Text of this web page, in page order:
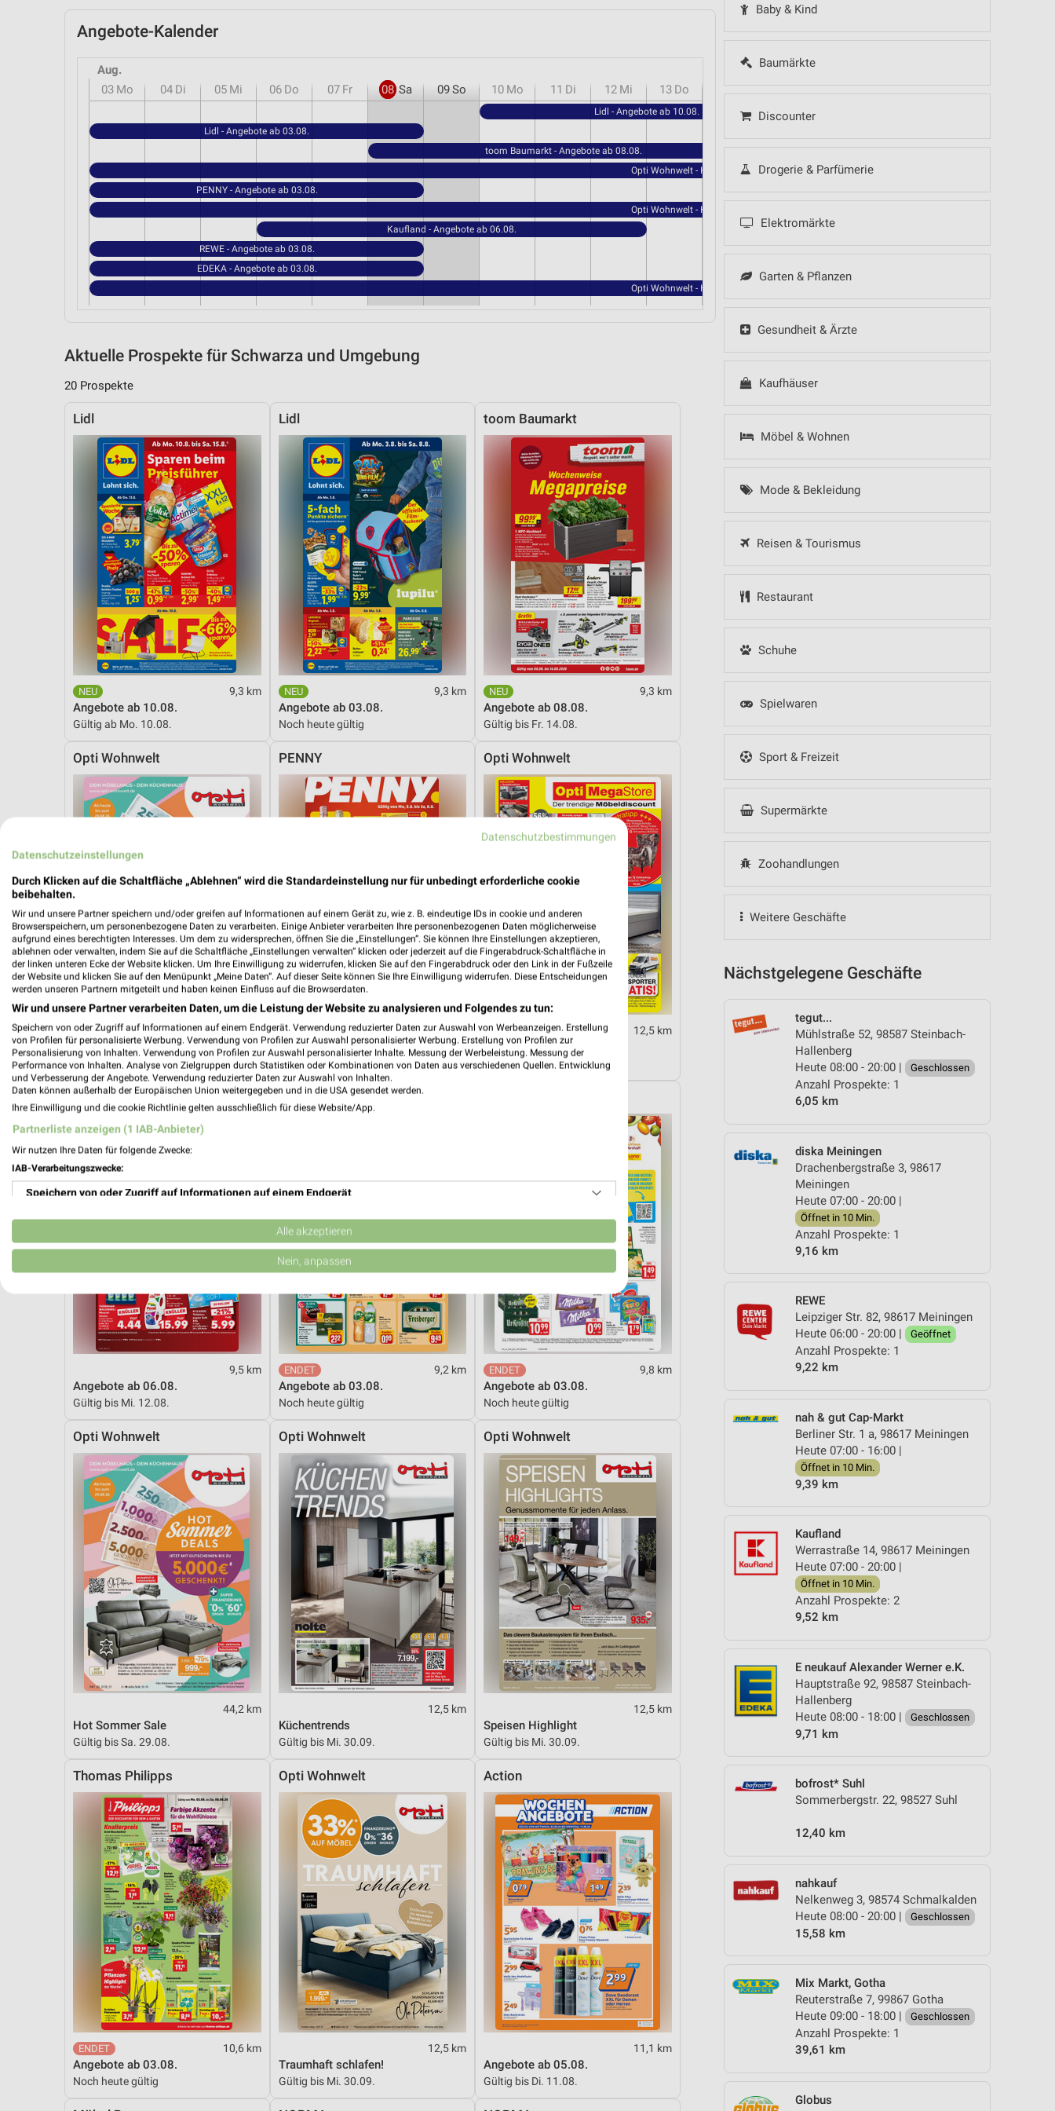
Baby & Kind
Baumärkte
Discounter
Drogerie & Parfümerie
Elektromärkte
Garten & Pflanzen
Gesundheit & Ärzte
Kaufhäuser
Möbel & Wohnen
Mode & Bekleidung
Reisen & Tourismus
Restaurant
Schuhe
Spielwaren
Sport & Freizeit
Supermärkte
Zoohandlungen
Weitere Geschäfte
Nächstgelegene Geschäfte
tegut...
Mühlstraße 52, 98587 Steinbach-
Hallenberg
Heute 08:00 - 20:00 |
Geschlossen
Anzahl Prospekte: 1
6,05 km
diska Meiningen
Drachenbergstraße 3, 98617
Meiningen
Heute 07:00 - 20:00 |
Öffnet in 10 Min.
Anzahl Prospekte: 1
9,16 km
REWE
Leipziger Str. 82, 98617 Meiningen
Heute 06:00 - 20:00 |
Geöffnet
Anzahl Prospekte: 1
9,22 km
nah & gut Cap-Markt
Berliner Str. 1 a, 98617 Meiningen
Heute 07:00 - 16:00 |
Öffnet in 10 Min.
9,39 km
Kaufland
Werrastraße 14, 98617 Meiningen
Heute 07:00 - 20:00 |
Öffnet in 10 Min.
Anzahl Prospekte: 2
9,52 km
E neukauf Alexander Werner e.K.
Hauptstraße 92, 98587 Steinbach-
Hallenberg
Heute 08:00 - 18:00 |
Geschlossen
9,71 km
bofrost* Suhl
Sommerbergstr. 22, 98527 Suhl
12,40 km
nahkauf
Nelkenweg 3, 98574 Schmalkalden
Heute 08:00 - 20:00 |
Geschlossen
15,58 km
Mix Markt, Gotha
Reuterstraße 7, 99867 Gotha
Heute 09:00 - 18:00 |
Geschlossen
Anzahl Prospekte: 1
39,61 km
Globus
Angebote-Kalender
Aug.
03 Mo 04 Di 05 Mi 06 Do 07 Fr 08 Sa 09So 10 Mo 11 Di 12 Mi 13 Do
Lidl - Angebote ab 10.08.
Lidl - Angebote ab 03.08.
toom Baumarkt - Angebote ab 08.08.
Opti Wohnwelt - Hot Sommer Sale
PENNY - Angebote ab 03.08.
Opti Wohnwelt - Hot Sommer Sale
Kaufland - Angebote ab 06.08.
REWE - Angebote ab 03.08.
EDEKA - Angebote ab 03.08.
Opti Wohnwelt - Hot Sommer Sale
Aktuelle Prospekte für Schwarza und Umgebung
20 Prospekte
Lidl
9,3 km
Angebote ab 10.08.
Gültig ab Mo. 10.08.
Lidl
9,3 km
Angebote ab 03.08.
Noch heute gültig
toom Baumarkt
9,3 km
Angebote ab 08.08.
Gültig bis Fr. 14.08.
Opti Wohnwelt
12,5 km
Hot Sommer Sale
Gültig bis Sa. 29.08.
PENNY
10,6 km
Angebote ab 03.08.
Noch heute gültig
Opti Wohnwelt
12,5 km
Hot Sommer Sale
Gültig bis Sa. 29.08.
Kaufland
9,5 km
Angebote ab 06.08.
Gültig bis Mi. 12.08.
REWE
9,2 km
Angebote ab 03.08.
Noch heute gültig
9,8 km
Angebote ab 03.08.
Noch heute gültig
Opti Wohnwelt
44,2 km
Hot Sommer Sale
Gültig bis Sa. 29.08.
Opti Wohnwelt
12,5 km
Küchentrends
Gültig bis Mi. 30.09.
Opti Wohnwelt
12,5 km
Speisen Highlight
Gültig bis Mi. 30.09.
Thomas Philipps
10,6 km
Angebote ab 03.08.
Noch heute gültig
Opti Wohnwelt
12,5 km
Traumhaft schlafen!
Gültig bis Mi. 30.09.
Action
11,1 km
Angebote ab 05.08.
Gültig bis Di. 11.08.
Datenschutzbestimmungen
Datenschutzeinstellungen
Durch Klicken auf die Schaltfläche „Ablehnen“ wird die Standardeinstellung nur für unbedingt erforderliche cookie
beibehalten.
Wir und unsere Partner speichern und/oder greifen auf Informationen auf einem Gerät zu, wie z. B. eindeutige IDs in cookie und anderen
Browserspeichern, um personenbezogene Daten zu verarbeiten. Einige Anbieter verarbeiten Ihre personenbezogenen Daten möglicherweise
aufgrund eines berechtigten Interesses. Um dem zu widersprechen, öffnen Sie die „Einstellungen“. Sie können Ihre Einstellungen akzeptieren,
ablehnen oder verwalten, indem Sie auf die Schaltfläche „Einstellungen verwalten“ klicken oder jederzeit auf die Fingerabdruck-Schaltfläche in
der linken unteren Ecke der Website klicken. Um Ihre Einwilligung zu widerrufen, klicken Sie auf den Fingerabdruck oder den Link in der Fußzeile
der Website und klicken Sie auf den Menüpunkt „Meine Daten“. Auf dieser Seite können Sie Ihre Einwilligung widerrufen. Diese Entscheidungen
werden unseren Partnern mitgeteilt und haben keinen Einfluss auf die Browserdaten.
Wir und unsere Partner verarbeiten Daten, um die Leistung der Website zu analysieren und Folgendes zu tun:
Speichern von oder Zugriff auf Informationen auf einem Endgerät. Verwendung reduzierter Daten zur Auswahl von Werbeanzeigen. Erstellung
von Profilen für personalisierte Werbung. Verwendung von Profilen zur Auswahl personalisierter Werbung. Erstellung von Profilen zur
Personalisierung von Inhalten. Verwendung von Profilen zur Auswahl personalisierter Inhalte. Messung der Werbeleistung. Messung der
Performance von Inhalten. Analyse von Zielgruppen durch Statistiken oder Kombinationen von Daten aus verschiedenen Quellen. Entwicklung
und Verbesserung der Angebote. Verwendung reduzierter Daten zur Auswahl von Inhalten.
Daten können außerhalb der Europäischen Union weitergegeben und in die USA gesendet werden.
Ihre Einwilligung und die cookie Richtlinie gelten ausschließlich für diese Website/App.
Partnerliste anzeigen (1 IAB-Anbieter)
Wir nutzen Ihre Daten für folgende Zwecke:
IAB-Verarbeitungszwecke:
Speichern von oder Zugriff auf Informationen auf einem Endgerät
Verwendung reduzierter Daten zur Auswahl von Werbeanzeigen
Erstellung von Profilen für personalisierte Werbung
Erstellung von Profilen zur Personalisierung von Inhalten
Verwendung von Profilen zur Auswahl personalisierter Inhalte
Messung der Werbeleistung
Analyse von Zielgruppen durch Statistiken oder Kombinationen von Daten aus verschiedenen
Entwicklung und Verbesserung der Angebote
Verwendung reduzierter Daten zur Auswahl von Inhalten
Verwendung genauer Standortdaten
Geräte anhand von aktiv angeforderten Informationen identifizieren
Nicht-IAB-Verarbeitungszwecke:
Performance
Funktional
Alle akzeptieren
Nein, anpassen